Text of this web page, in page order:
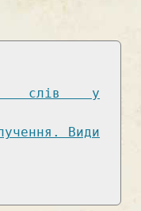
слів у
Види